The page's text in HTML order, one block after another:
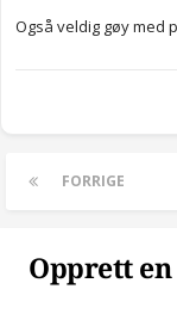
Også veldig gøy med
FORRIGE
Opprett